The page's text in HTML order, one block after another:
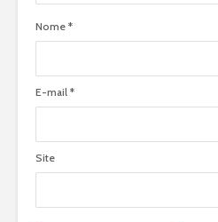
Nome *
E-mail *
Site